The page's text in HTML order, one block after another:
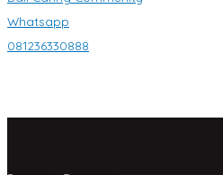
Whatsapp
081236330888